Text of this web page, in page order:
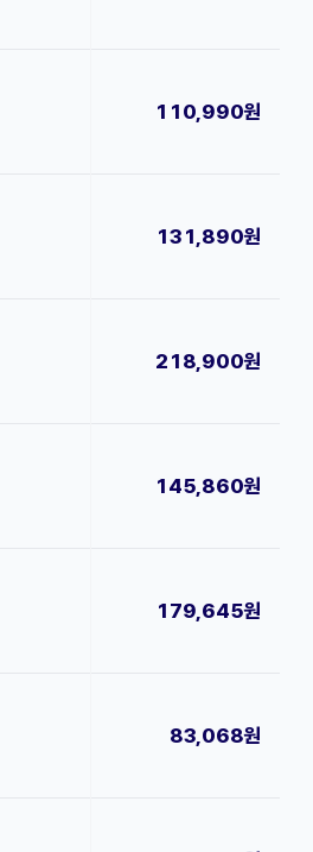
110,990원
131,890원
218,900원
145,860원
179,645원
83,068원